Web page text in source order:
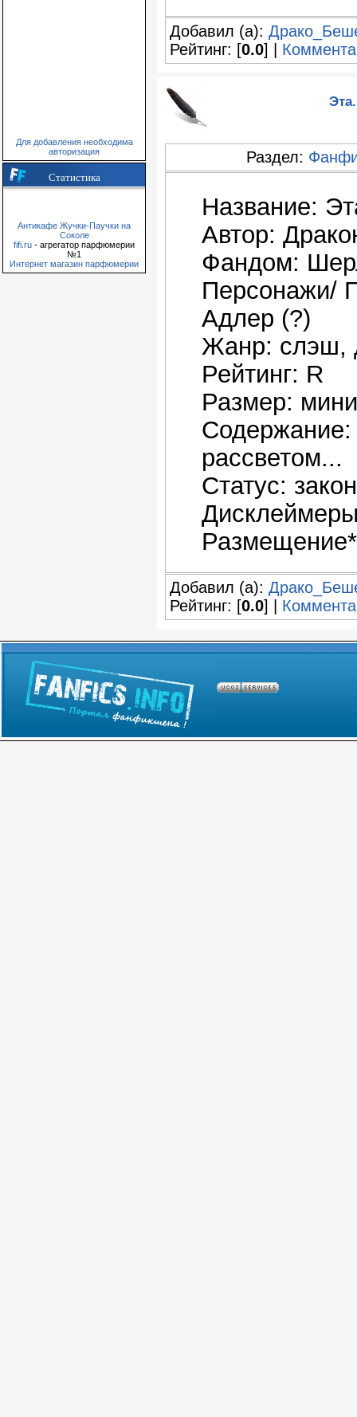
Для добавления необходима
авторизация
Статистика
Антикафе Жучки-Паучки на
Соколе
fifi.ru - агрегатор парфюмерии
№1
Интернет магазин парфюмерии
Добавил (а):
Рейтинг: [0.0] |
Раздел:
Название:
Автор:
Фандом:
Персонажи/
Адлер (?)
Жанр: слэш,
Рейтинг: R
Размер: мини
Содержание:
рассветом...
Статус:
Добавил (а):
Рейтинг: [0.0] |